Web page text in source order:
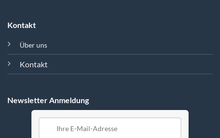
Kontakt
Über uns
Kontakt
Newsletter Anmeldung